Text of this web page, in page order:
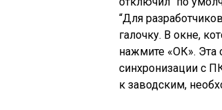
“Для
галочку. В окне,
нажмите «ОК». Эта
синхронизации с
к заводским,